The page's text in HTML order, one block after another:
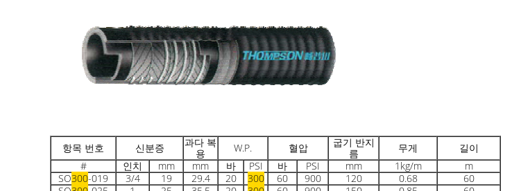
항목 번호 신분증
과다 복
용
W.P. 혈압
굽기 반지
름
무게
길이
#
인치 mm mm 바 PSI 바 PSI mm 1kg/m
m
SO300-019 3/4 19 29.4 20 300 60 900 120 0.68
60